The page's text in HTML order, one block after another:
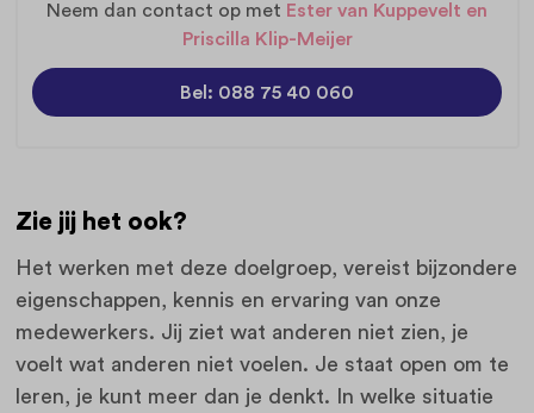
Neem dan contact op met Ester van Kuppevelt en
Priscilla Klip-Meijer
Bel: 088 75 40 060
Zie jij het ook?
Het werken met deze doelgroep, vereist bijzondere
eigenschappen, kennis en ervaring van onze
medewerkers. Jij ziet wat anderen niet zien, je
voelt wat anderen niet voelen. Je staat open om te
leren, je kunt meer dan je denkt. In welke situatie